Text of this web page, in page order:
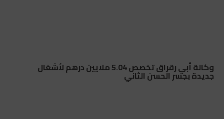
وكالة أبي رقراق تخصص 5.04 ملايين درهم لأشغال
جديدة بجسر الحسن الثاني